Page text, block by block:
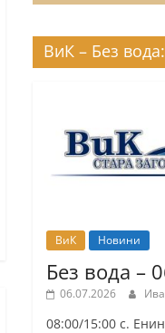
ВиК – Без вода:
ВиК Новини
Без вода –
06.07.2026
08:00/15:00 с.